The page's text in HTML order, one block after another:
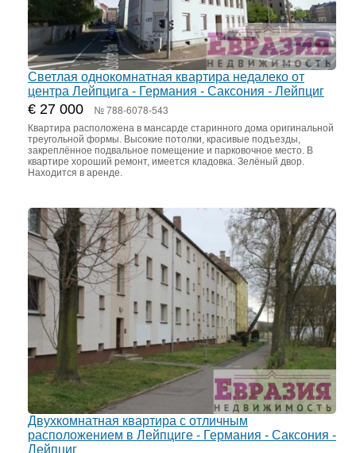
Светлая однокомнатная квартира недалеко от
центра Лейпцига - Германия - Саксония - Лейпциг
€ 27 000 № 788-6078-543
Квартира расположена в мансарде старинного дома оригинальной
треугольной формы. Высокие потолки, красивые подъезды,
закреплённое подвальное помещение и парковочное место. В
квартире хороший ремонт, имеется кладовка. Зелёный двор.
Находится в аренде.
Двухкомнатная квартира с отличным
расположением в Лейпциге - Германия - Саксония -
Лейпциг